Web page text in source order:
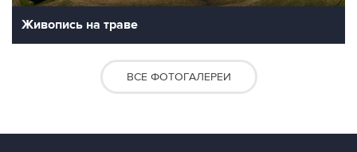
Живопись на траве
ВСЕ ФОТОГАЛЕРЕИ